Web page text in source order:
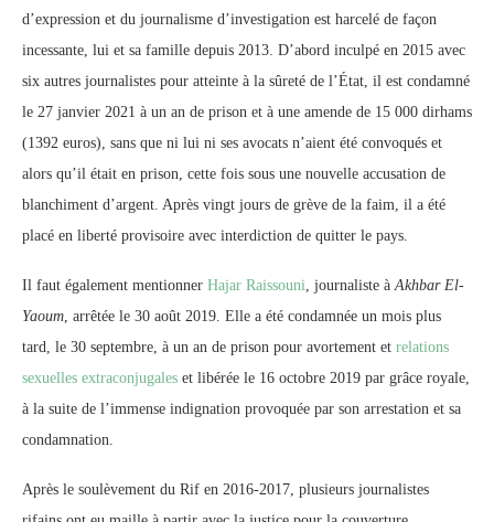
d’expression et du journalisme d’investigation est harcelé de façon
incessante, lui et sa famille depuis 2013. D’abord inculpé en 2015 avec
six autres journalistes pour atteinte à la sûreté de l’État, il est condamné
le 27 janvier 2021 à un an de prison et à une amende de 15 000 dirhams
(1392 euros), sans que ni lui ni ses avocats n’aient été convoqués et
alors qu’il était en prison, cette fois sous une nouvelle accusation de
blanchiment d’argent. Après vingt jours de grève de la faim, il a été
placé en liberté provisoire avec interdiction de quitter le pays.
Il faut également mentionner Hajar Raissouni, journaliste àAkhbar El-
Yaoum, arrêtée le 30 août 2019. Elle a été condamnée un mois plus
tard, le 30 septembre, à un an de prison pour avortement et relations
sexuelles extraconjugales et libérée le 16 octobre 2019 par grâce royale,
à la suite de l’immense indignation provoquée par son arrestation et sa
condamnation.
Après le soulèvement du Rif en 2016-2017, plusieurs journalistes